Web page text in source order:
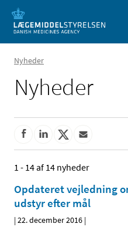
Nyheder
Nyheder
1 - 14 af 14 nyheder
Opdateret vejledning
udstyr efter mål
|22. december 2016 |